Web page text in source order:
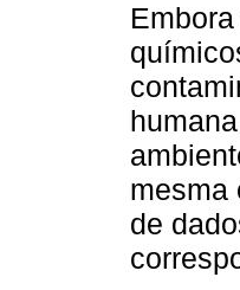
mesma
de